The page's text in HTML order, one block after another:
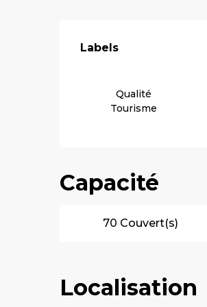
Offres
Labels
Labels
Qualité
Tourisme
Capacité
70 Couvert(s)
Localisation